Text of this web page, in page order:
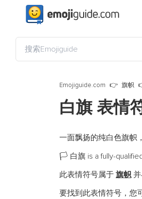
Emojiguide.com 旗帜
白旗 表情
一面飘扬的纯白色旗帜
🏳️ 白旗 is a fully-
此表情符号属于 旗帜并
要找到此表情符号，您